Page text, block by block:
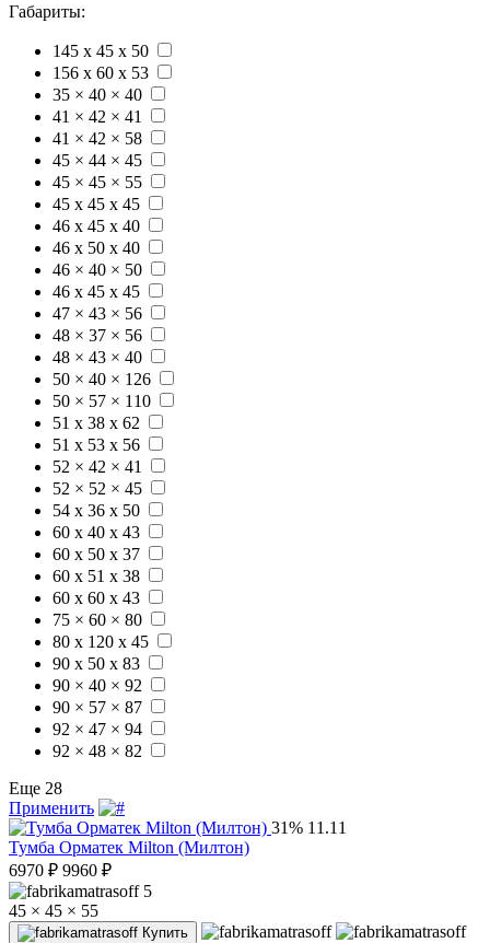
Габариты:
145 x 45 x 50
156 x 60 x 53
35 × 40 × 40
41 × 42 × 41
41 × 42 × 58
45 × 44 × 45
45 × 45 × 55
45 х 45 х 45
46 x 45 x 40
46 x 50 x 40
46 × 40 × 50
46 х 45 х 45
47 × 43 × 56
48 × 37 × 56
48 × 43 × 40
50 × 40 × 126
50 × 57 × 110
51 х 38 х 62
51 х 53 х 56
52 × 42 × 41
52 × 52 × 45
54 х 36 х 50
60 x 40 x 43
60 x 50 x 37
60 x 51 x 38
60 x 60 x 43
75 × 60 × 80
80 х 120 х 45
90 x 50 x 83
90 × 40 × 92
90 × 57 × 87
92 × 47 × 94
92 × 48 × 82
Еще 28
Применить
31% 11.11
Тумба Орматек Milton (Милтон)
6970 ₽ 9960 ₽
5
45 × 45 × 55
Купить